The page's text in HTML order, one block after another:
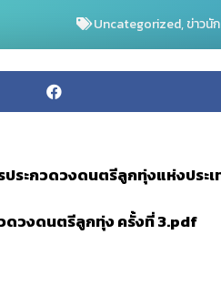
Uncategorized,ข่าวนั
ระกวดวงดนตรีลูกทุ่งแห่งประ
ดวงดนตรีลูกทุ่ง ครั้งที่ 3.pdf